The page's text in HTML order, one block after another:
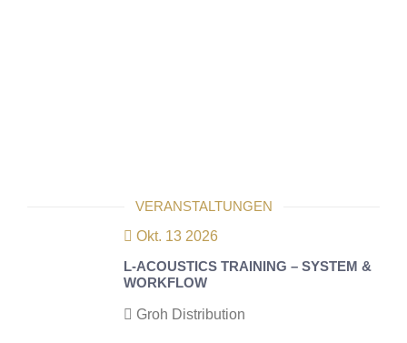
VERANSTALTUNGEN
Okt. 13 2026
L-ACOUSTICS TRAINING – SYSTEM &
WORKFLOW
Groh Distribution